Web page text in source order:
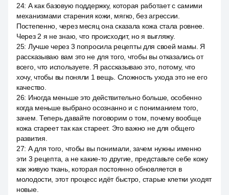
24: А как базовую поддержку, которая работает с самими
механизмами старения кожи, мягко, без агрессии.
Постепенно, через месяц она сказала кожа стала ровнее.
Через 2 я не знаю, что происходит, но я выгляжу.
25: Лучше через 3 попросила рецепты для своей мамы. Я
рассказываю вам это не для того, чтобы вы отказались от
всего, что используете. Я рассказываю это, потому, что
хочу, чтобы вы поняли 1 вещь. Сложность ухода это не его
качество.
26: Иногда меньше это действительно больше, особенно
когда меньше выбрано осознанно и с пониманием того,
зачем. Теперь давайте поговорим о том, почему вообще
кожа стареет так как стареет. Это важно не для общего
развития.
27: А для того, чтобы вы понимали, зачем нужны именно
эти 3 рецепта, а не какие-то другие, представьте себе кожу
как живую ткань, которая постоянно обновляется в
молодости, этот процесс идёт быстро, старые клетки уходят
новые.